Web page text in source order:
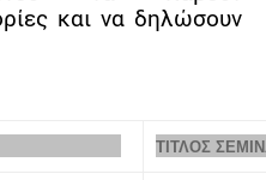
και να δηλώσουν
ΚΕΚ